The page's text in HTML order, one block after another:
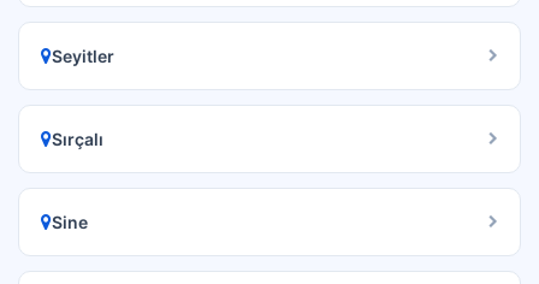
Seyitler
Sırçalı
Sine